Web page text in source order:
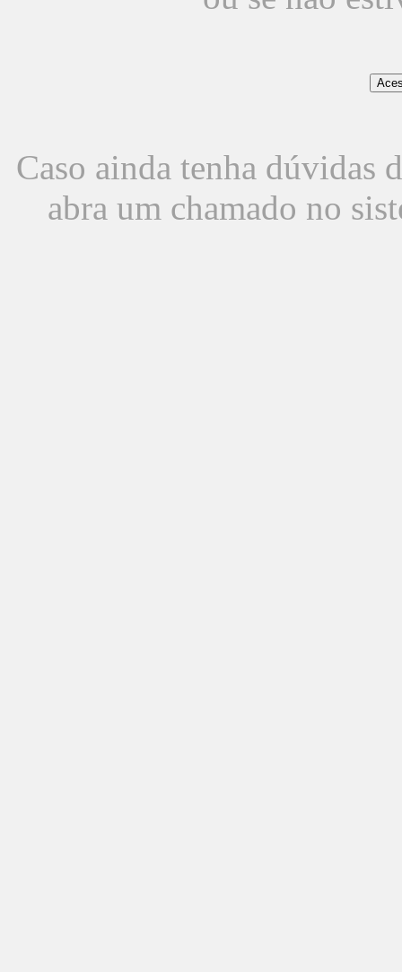
Caso ainda tenha dúvidas
abra um chamado no